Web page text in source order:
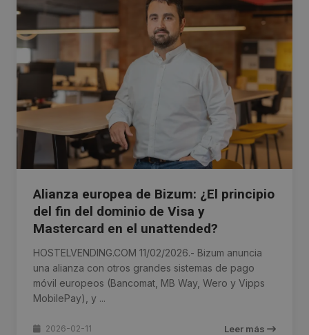
Alianza europea de Bizum: ¿El principio
del fin del dominio de Visa y
Mastercard en el unattended?
HOSTELVENDING.COM 11/02/2026.- Bizum anuncia
una alianza con otros grandes sistemas de pago
móvil europeos (Bancomat, MB Way, Wero y Vipps
MobilePay), y ...
2026-02-11 Leer más